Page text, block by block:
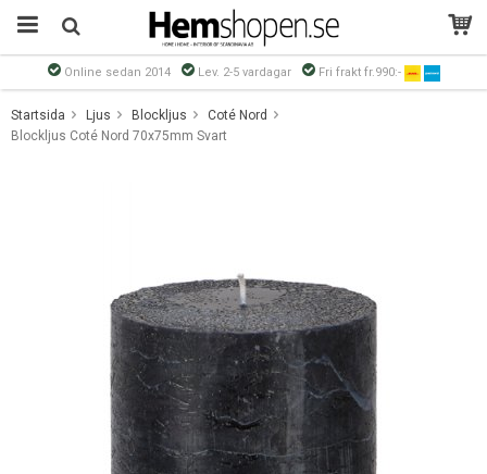
Online sedan 2014 Lev. 2-5 vardagar Fri frakt fr.990:-
Startsida Ljus Blockljus
Coté Nord
Blockljus Coté Nord 70x75mm Svart